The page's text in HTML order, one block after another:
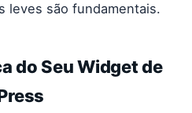
leves são fundamentais.
do Seu Widget de